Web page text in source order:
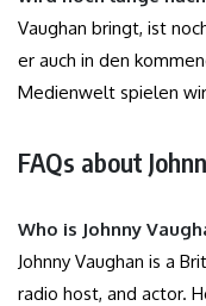
Vaughan bringt, ist
er auch in den
Medienwelt spielen
FAQs about
Who is Johnny
Johnny Vaughan is a
radio host, and actor.